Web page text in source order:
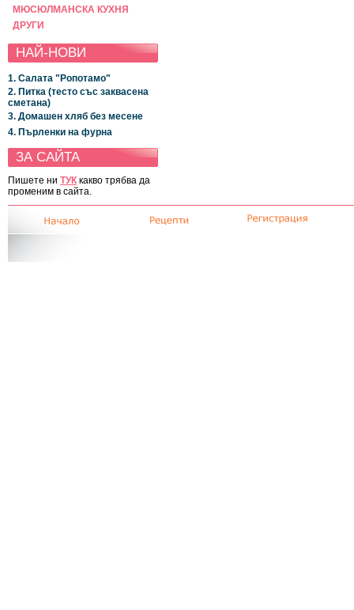
МЮСЮЛМАНСКА КУХНЯ
ДРУГИ
НАЙ-НОВИ
1. Салата "Ропотамо"
2. Питка (тесто със заквасена
сметана)
3. Домашен хляб без месене
4. Пърленки на фурна
ЗА САЙТА
Пишете ни ТУК какво трябва да
променим в сайта.